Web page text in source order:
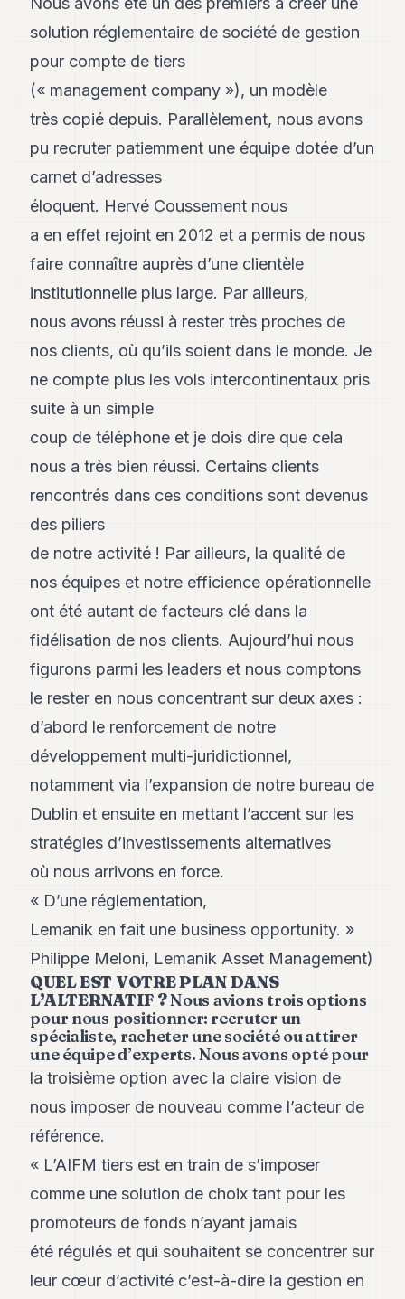
PRIVATE
SPORT
JURIDIQUE
ENTREPRISES
CONTACT
solution réglementaire de société de gestion
pour compte de tiers
(« management company »), un modèle
très copié depuis. Parallèlement, nous avons
pu recruter patiemment une équipe dotée d’un
carnet d’adresses
éloquent. Hervé Coussement nous
a en effet rejoint en 2012 et a permis de nous
faire connaître auprès d’une clientèle
institutionnelle plus large. Par ailleurs,
nous avons réussi à rester très proches de
nos clients, où qu’ils soient dans le monde. Je
ne compte plus les vols intercontinentaux pris
suite à un simple
coup de téléphone et je dois dire que cela
nous a très bien réussi. Certains clients
rencontrés dans ces conditions sont devenus
des piliers
de notre activité ! Par ailleurs, la qualité de
nos équipes et notre efficience opérationnelle
ont été autant de facteurs clé dans la
fidélisation de nos clients. Aujourd’hui nous
figurons parmi les leaders et nous comptons
le rester en nous concentrant sur deux axes :
d’abord le renforcement de notre
développement multi-juridictionnel,
notamment via l’expansion de notre bureau de
Dublin et ensuite en mettant l’accent sur les
stratégies d’investissements alternatives
où nous arrivons en force.
« D’une réglementation,
Lemanik en fait une business opportunity. »
Philippe Meloni, Lemanik Asset Management)
QUEL EST VOTRE PLAN DANS
L’ALTERNATIF ?Nous avions trois options
pour nous positionner: recruter un
spécialiste, racheter une société ou attirer
une équipe d’experts. Nous avons opté pour
la troisième option avec la claire vision de
nous imposer de nouveau comme l’acteur de
référence.
« L’AIFM tiers est en train de s’imposer
comme une solution de choix tant pour les
promoteurs de fonds n’ayant jamais
été régulés et qui souhaitent se concentrer sur
leur cœur d’activité c’est-à-dire la gestion en